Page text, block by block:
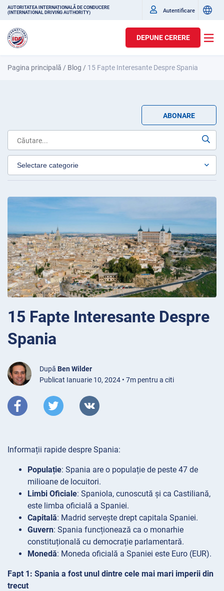
AUTORITATEA INTERNAȚIONALĂ DE CONDUCERE
(INTERNATIONAL DRIVING AUTHORITY)
Autentificare
DEPUNE CERERE
Pagina principală / Blog / 15 Fapte Interesante Despre Spania
ABONARE
15 Fapte Interesante Despre
Spania
După Ben Wilder
Publicat Ianuarie 10, 2024 • 7m pentru a citi
Informații rapide despre Spania:
Populație: Spania are o populație de peste 47 de
milioane de locuitori.
Limbi Oficiale: Spaniola, cunoscută și ca Castiliană,
este limba oficială a Spaniei.
Capitală: Madrid servește drept capitala Spaniei.
Guvern: Spania funcționează ca o monarhie
constituțională cu democrație parlamentară.
Monedă: Moneda oficială a Spaniei este Euro (EUR).
Fapt 1: Spania a fost unul dintre cele mai mari imperii din
trecut